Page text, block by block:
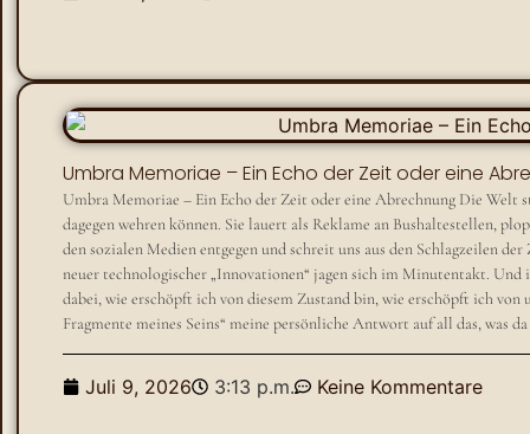
Umbra Memoriae – Ein Echo der Zeit oder eine
Umbra Memoriae – Ein Echo der Zeit oder eine Abrechnung Die
dagegen wehren können. Sie lauert als Reklame an Bushaltestellen,
den sozialen Medien entgegen und schreit uns aus den Schlagzeilen
neuer technologischer „Innovationen“ jagen sich im Minutentakt.
dabei, wie erschöpft ich von diesem Zustand bin, wie erschöpft ich
Fragmente meines Seins“ meine persönliche Antwort auf all das, was
Juli 9, 2026 3:13 p.m. Keine Kommentare